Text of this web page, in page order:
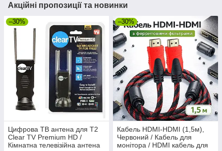
Акційні пропозиції та новинки
–30%
Цифрова ТВ антена для Т2
Clear TV Premium HD /
Кімнатна телевізійна антена
–30%
Кабель HDMI-HDMI (1,5м),
Червоний / Кабель для
монітора / HDMI кабель для